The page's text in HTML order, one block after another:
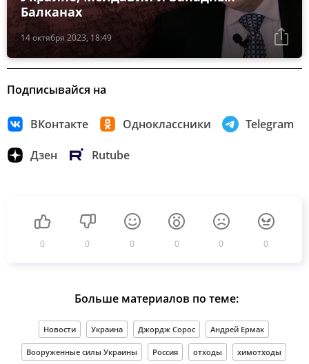
14 октября 2023, 18:49
Балканах
Подписывайся на
ВКонтакте Одноклассники Telegram
Дзен Rutube
0 0 0 0 0 0
Больше материалов по теме:
Новости Украина Джордж Сорос Андрей Ермак
Вооруженные силы Украины Россия отходы химотходы